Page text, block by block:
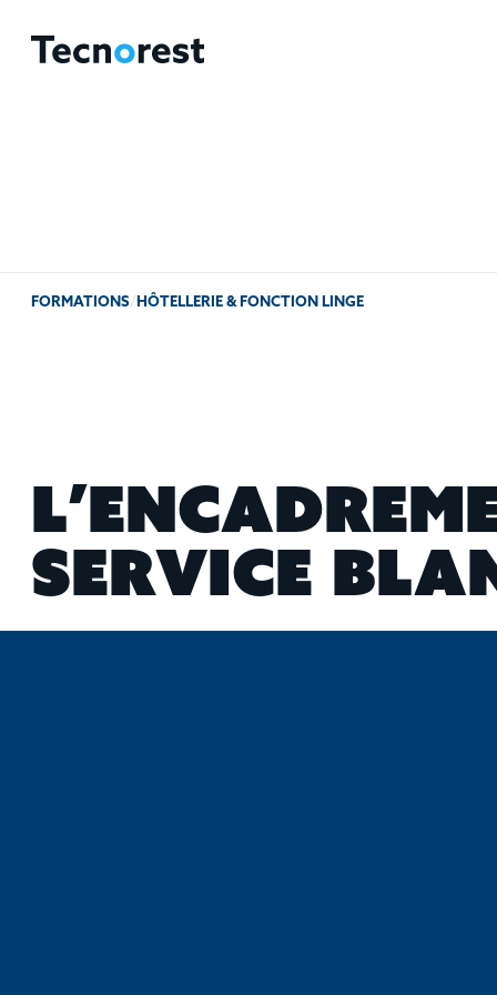
FORMATIONS/ HÔTELLERIE & FONCTION LINGE
L’ENCADREM
SERVICE BLA